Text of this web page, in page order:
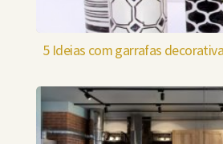
5 Ideias com garrafas